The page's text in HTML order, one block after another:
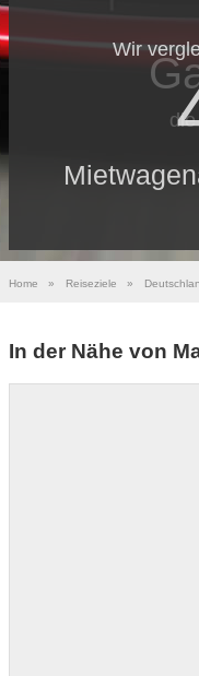
Wir
Home » Reiseziele »
In der Nähe von